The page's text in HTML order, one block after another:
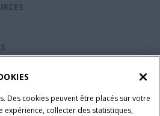
Des cookies peuvent être placés sur votre
collecter des statistiques,